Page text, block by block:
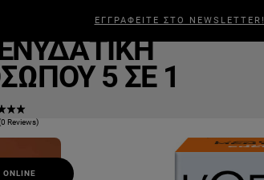
ΕΓΓΡΑΦΕΙΤΕ ΣΤΟ NEWSLETTER!
5 ΣΕ 1
Reviews)